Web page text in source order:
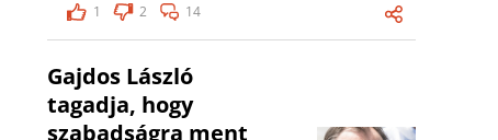
1
2 14
Gajdos László
tagadja, hogy
szabadságra ment